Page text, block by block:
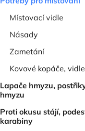
Místovací vidle
Násady
Zametání
Kovové kopáče, vidle
Lapače hmyzu,
hmyzu
Proti okusu stájí,
karabiny